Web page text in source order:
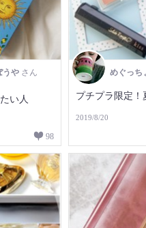
うや さん
い人
98
めぐっち
プチプラ限定
2019/8/20